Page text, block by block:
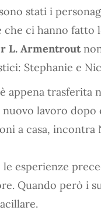
stati i
che ci hanno fatto
L. Armentrout
Stephanie e
appena trasferita
lavoro dopo
a casa, incontra
esperienze
Quando però i